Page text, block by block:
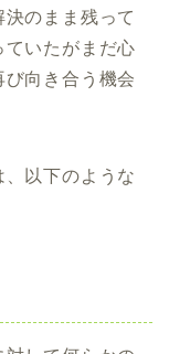
のまま残って
いたがまだ心
向き合う機会
以下のような